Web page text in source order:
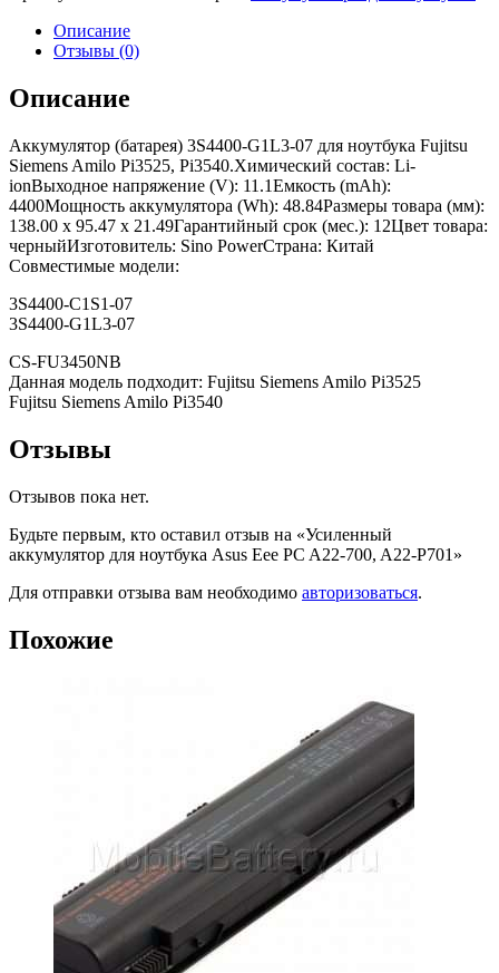
Описание
Отзывы (0)
Описание
Аккумулятор (батарея) 3S4400-G1L3-07 для ноутбука Fujitsu
Siemens Amilo Pi3525, Pi3540.Химический состав: Li-
ionВыходное напряжение (V): 11.1Емкость (mAh):
4400Мощность аккумулятора (Wh): 48.84Размеры товара (мм):
138.00 x 95.47 x 21.49Гарантийный срок (мес.): 12Цвет товара:
черныйИзготовитель: Sino PowerСтрана: Китай
Совместимые модели:
3S4400-C1S1-07
3S4400-G1L3-07
CS-FU3450NB
Данная модель подходит: Fujitsu Siemens Amilo Pi3525
Fujitsu Siemens Amilo Pi3540
Отзывы
Отзывов пока нет.
Будьте первым, кто оставил отзыв на «Усиленный
аккумулятор для ноутбука Asus Eee PC A22-700, A22-P701»
Для отправки отзыва вам необходимо авторизоваться.
Похожие